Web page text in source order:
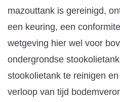
mazouttank is gereinigd,
een keuring, een
wetgeving hier wel voor
ondergrondse
stookolietank te reinigen
verloop van tijd